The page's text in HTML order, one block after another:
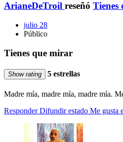
ArianeDeTroil reseñó Tienes
julio 28
Público
Tienes que mirar
Show rating 5 estrellas
Madre mía, madre mía, madre mía.
Responder Difundir estado Me gusta